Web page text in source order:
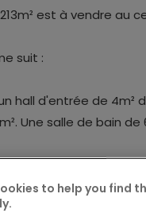
est à vendre au
suit :
hall d'entrée de 4m²
Une salle de bain
trois chambres à
cuisine, d'une salle
to help you find